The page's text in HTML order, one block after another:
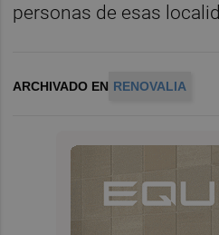
personas de esas
ARCHIVADO EN RENOVALIA